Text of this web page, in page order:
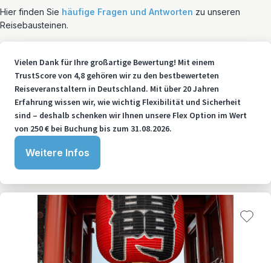
Hier finden Sie häufige Fragen und Antworten zu unseren
Reisebausteinen.
Vielen Dank für Ihre großartige Bewertung! Mit einem
TrustScore von 4,8 gehören wir zu den bestbewerteten
Reiseveranstaltern in Deutschland. Mit über 20 Jahren
Erfahrung wissen wir, wie wichtig Flexibilität und Sicherheit
sind – deshalb schenken wir Ihnen unsere Flex Option im Wert
von 250 € bei Buchung bis zum 31.08.2026.
Weitere Infos